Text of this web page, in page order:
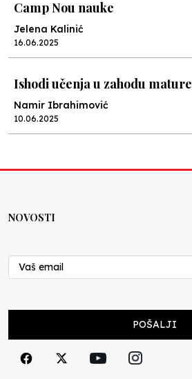
Camp Nou nauke
Jelena Kalinić
16.06.2025
Ishodi učenja u zahodu mature
Namir Ibrahimović
10.06.2025
Nenad Veličković
29.10.2024
Cuke i djeca
NOVOSTI
POŠALJI